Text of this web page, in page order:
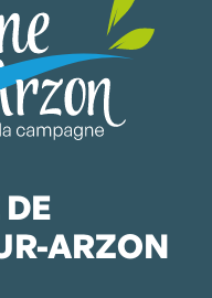
ARZON